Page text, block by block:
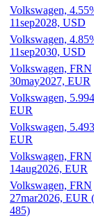
Volkswagen,
11sep2028, USD
Volkswagen,
11sep2030, USD
Volkswagen, FRN
30may2027, EUR
Volkswagen,
EUR
Volkswagen,
EUR
Volkswagen, FRN
14aug2026, EUR
Volkswagen, FRN
27mar2026, EUR
485)